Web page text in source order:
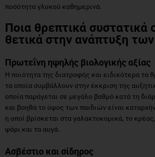
ποσότητα γλυκού καθημερινά.
Ποια θρεπτικά συστατικά
θετικά στην ανάπτυξη
Πρωτεΐνη ηψηλής βιολογικής αξίας
Η ποιότητα της διατροφής και ειδικότερα τα
τα οποία συμβάλλουν στην έκκριση της
οποία παράγεται σε μεγάλο βαθμό κατά τη
και βοηθά το ύψος των παιδιών είναι
η οποί βρίσκεται στα γαλακτοκομικά, το
ψάρι και τα αυγά.
Ασβέστιο και σίδηρος